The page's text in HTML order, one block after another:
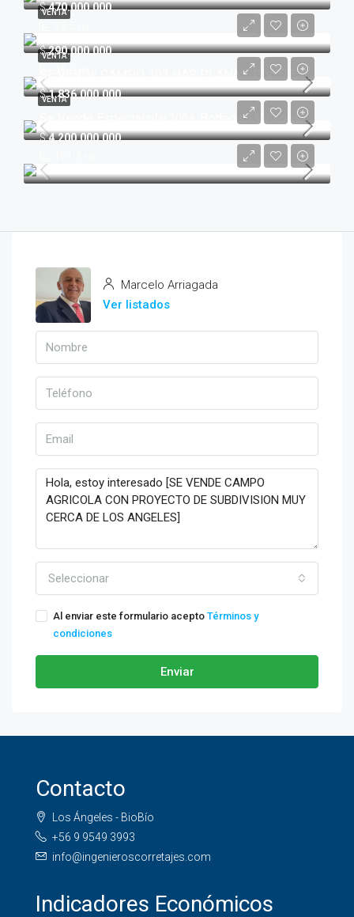
$470.000.000
$290.000.000
VENTA
SE VENDE CAMPO 102 HAS PLANAS-PIVOTE. NEGRETE -COIHUE
$1.836.000.000
VENTA
Se Vende Espectacular Viña. Bodega y Viñedos. Región del Maule
$4.200.000.000
VENTA
Marcelo Arriagada
Ver listados
Seleccionar
Al enviar este formulario acepto Términos y
condiciones
Enviar
Contacto
Los Ángeles - BioBío
+56 9 9549 3993
info@ingenieroscorretajes.com
Indicadores Económicos